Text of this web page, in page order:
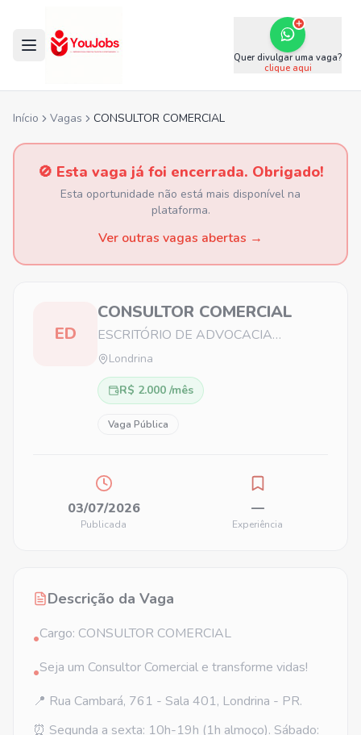
Quer divulgar uma vaga?
clique aqui
Início Vagas CONSULTOR COMERCIAL
🚫 Esta vaga já foi encerrada. Obrigado!
Esta oportunidade não está mais disponível na
plataforma.
Ver outras vagas abertas →
ED
CONSULTOR COMERCIAL
ESCRITÓRIO DE ADVOCACIA
PREVIDENCIÁRIA
Londrina
R$ 2.000 /mês
Vaga Pública
03/07/2026
Publicada
—
Experiência
Descrição da Vaga
•Cargo: CONSULTOR COMERCIAL
•Seja um Consultor Comercial e transforme vidas!
📍 Rua Cambará, 761 - Sala 401, Londrina - PR.
⏰ Segunda a sexta: 10h-19h (1h almoço). Sábado: